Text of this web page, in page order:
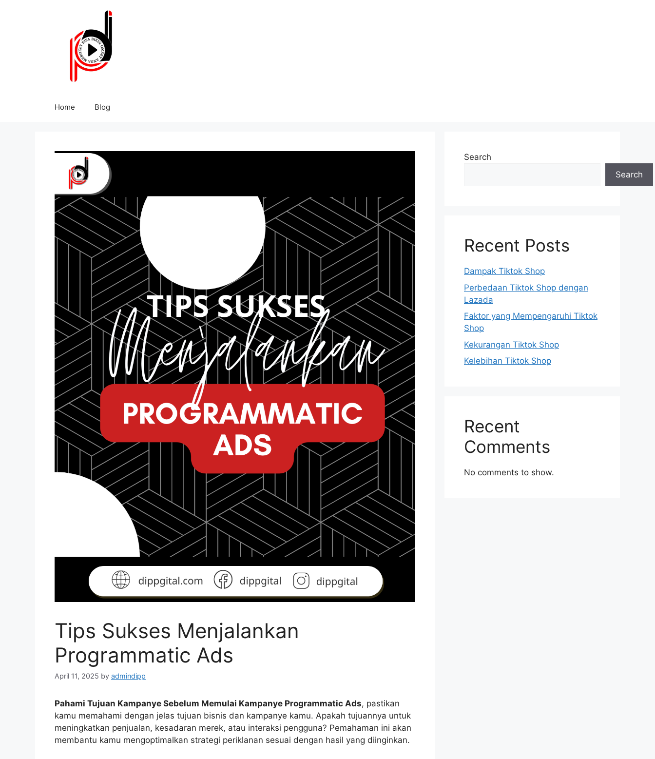
Home Blog
Tips Sukses Menjalankan
Programmatic Ads
April 11, 2025 by admindipp
Pahami Tujuan Kampanye Sebelum Memulai Kampanye Programmatic Ads, pastikan
kamu memahami dengan jelas tujuan bisnis dan kampanye kamu. Apakah tujuannya untuk
meningkatkan penjualan, kesadaran merek, atau interaksi pengguna? Pemahaman ini akan
membantu kamu mengoptimalkan strategi periklanan sesuai dengan hasil yang diinginkan.
Search
Search
Recent Posts
Dampak Tiktok Shop
Perbedaan Tiktok Shop dengan
Lazada
Faktor yang Mempengaruhi Tiktok
Shop
Kekurangan Tiktok Shop
Kelebihan Tiktok Shop
Recent
Comments
No comments to show.